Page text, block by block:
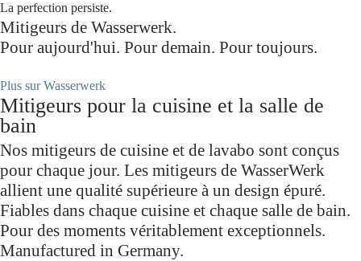
La perfection persiste.
Mitigeurs de Wasserwerk.
Pour aujourd'hui. Pour demain. Pour toujours.
Plus sur Wasserwerk
Mitigeurs pour la cuisine et la salle de
bain
Nos mitigeurs de cuisine et de lavabo sont conçus
pour chaque jour. Les mitigeurs de WasserWerk
allient une qualité supérieure à un design épuré.
Fiables dans chaque cuisine et chaque salle de bain.
Pour des moments véritablement exceptionnels.
Manufactured in Germany.